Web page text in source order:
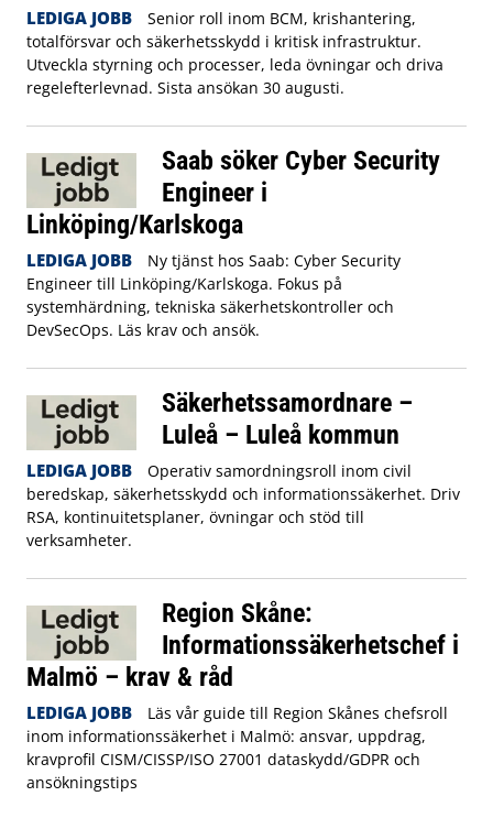
LEDIGA JOBB
Senior roll inom BCM, krishantering,
totalförsvar och säkerhetsskydd i kritisk infrastruktur.
Utveckla styrning och processer, leda övningar och driva
regelefterlevnad. Sista ansökan 30 augusti.
Saab söker Cyber Security
Engineer i
Linköping/Karlskoga
LEDIGA JOBB
Ny tjänst hos Saab: Cyber Security
Engineer till Linköping/Karlskoga. Fokus på
systemhärdning, tekniska säkerhetskontroller och
DevSecOps. Läs krav och ansök.
Säkerhetssamordnare –
Luleå – Luleå kommun
LEDIGA JOBB
Operativ samordningsroll inom civil
beredskap, säkerhetsskydd och informationssäkerhet. Driv
RSA, kontinuitetsplaner, övningar och stöd till
verksamheter.
Region Skåne:
Informationssäkerhetschef i
Malmö – krav & råd
LEDIGA JOBB
Läs vår guide till Region Skånes chefsroll
inom informationssäkerhet i Malmö: ansvar, uppdrag,
kravprofil CISM/CISSP/ISO 27001 dataskydd/GDPR och
ansökningstips